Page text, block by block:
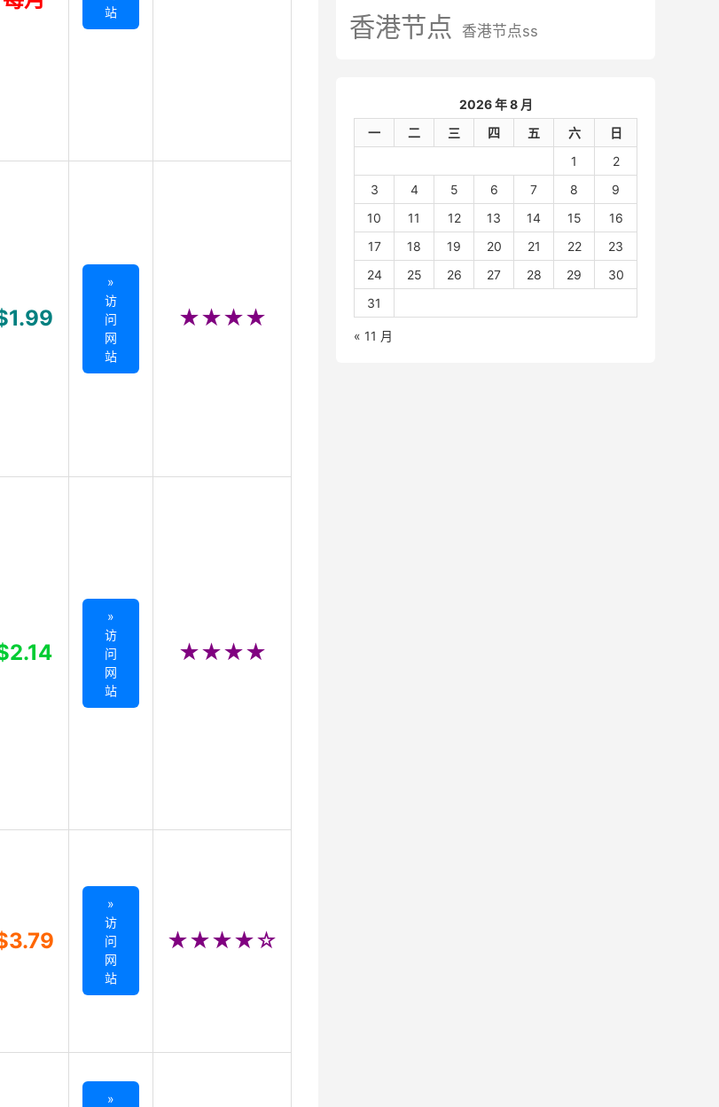
站
»
访
问
网
站
★★★★
»
访
问
网
站
★★★★
»
访
问
网
站
★★★★☆
»
香港节点 香港节点ss
2026 年 8 月
一
二 三 四 五 六
日
1
2
3
4 5 6 7 8
9
10
11 12 13 14 15
16
17
18 19 20 21 22
23
24
25 26 27 28 29
30
31
« 11 月